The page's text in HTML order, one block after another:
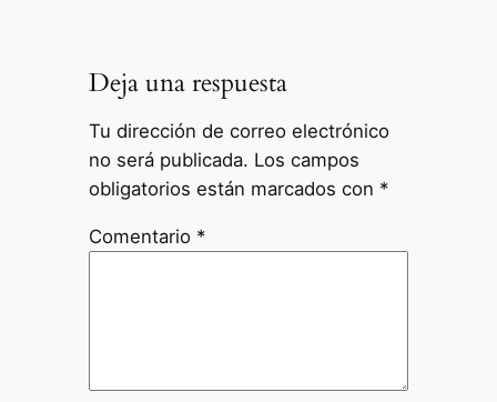
Deja una respuesta
Tu dirección de correo electrónico
no será publicada. Los campos
obligatorios están marcados con *
Comentario *